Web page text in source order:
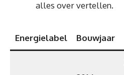
alles over vertellen.
Energielabel Bouwjaar